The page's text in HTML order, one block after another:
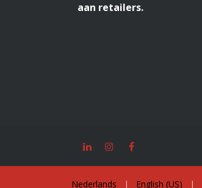
aan retailers.
Nederlands | English (US) |